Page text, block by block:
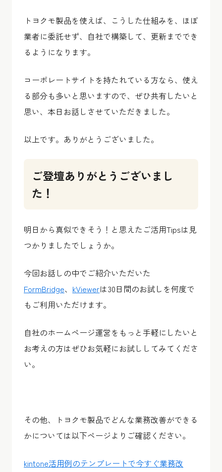
トヨクモ製品を使えば、こうした仕組みを、ほぼ
業者に委託せず、自社で構築して、更新まででき
るようになります。
コーポレートサイトを持たれている方なら、使え
る部分も多いと思いますので、ぜひ共有したいと
思い、本日お話しさせていただきました。
以上です。ありがとうございました。
ご登壇ありがとうございまし
た！
明日から真似できそう！と思えたご活用Tipsは見
つかりましたでしょうか。
今回お話しの中でご紹介いただいた
FormBridge、 kViewerは30日間のお試しを何度で
もご利用いただけます。
自社のホームページ運営をもっと手軽にしたいと
お考えの方はぜひお気軽にお試ししてみてくださ
い。
その他、トヨクモ製品でどんな業務改善ができる
かについては以下ページよりご確認ください。
kintone活用例のテンプレートで今すぐ業務改